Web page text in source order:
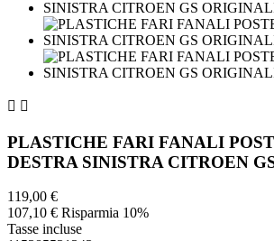
 
PLASTICHE FARI FANALI
DESTRA SINISTRA CITROEN
119,00 €
107,10 € Risparmia 10%
Tasse incluse